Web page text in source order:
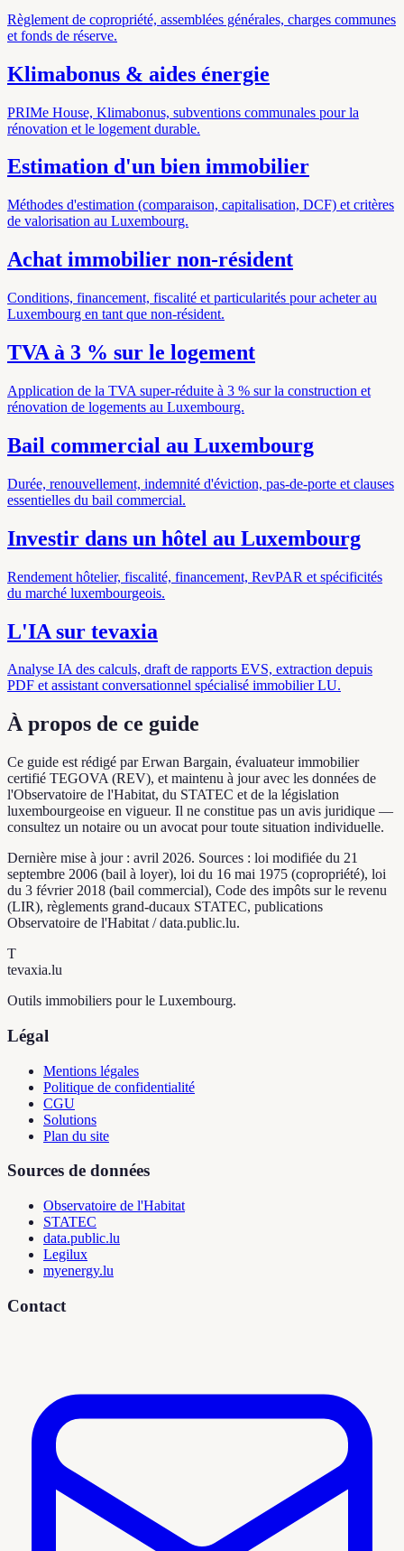
Règlement de copropriété, assemblées générales, charges communes
et fonds de réserve.
Klimabonus & aides énergie
PRIMe House, Klimabonus, subventions communales pour la
rénovation et le logement durable.
Estimation d'un bien immobilier
Méthodes d'estimation (comparaison, capitalisation, DCF) et critères
de valorisation au Luxembourg.
Achat immobilier non-résident
Conditions, financement, fiscalité et particularités pour acheter au
Luxembourg en tant que non-résident.
TVA à 3 % sur le logement
Application de la TVA super-réduite à 3 % sur la construction et
rénovation de logements au Luxembourg.
Bail commercial au Luxembourg
Durée, renouvellement, indemnité d'éviction, pas-de-porte et clauses
essentielles du bail commercial.
Investir dans un hôtel au Luxembourg
Rendement hôtelier, fiscalité, financement, RevPAR et spécificités
du marché luxembourgeois.
L'IA sur tevaxia
Analyse IA des calculs, draft de rapports EVS, extraction depuis
PDF et assistant conversationnel spécialisé immobilier LU.
À propos de ce guide
Ce guide est rédigé par Erwan Bargain, évaluateur immobilier
certifié TEGOVA (REV), et maintenu à jour avec les données de
l'Observatoire de l'Habitat, du STATEC et de la législation
luxembourgeoise en vigueur. Il ne constitue pas un avis juridique —
consultez un notaire ou un avocat pour toute situation individuelle.
Dernière mise à jour : avril 2026. Sources : loi modifiée du 21
septembre 2006 (bail à loyer), loi du 16 mai 1975 (copropriété), loi
du 3 février 2018 (bail commercial), Code des impôts sur le revenu
(LIR), règlements grand-ducaux STATEC, publications
Observatoire de l'Habitat / data.public.lu.
T
tevaxia.lu
Outils immobiliers pour le Luxembourg.
Légal
Mentions légales
Politique de confidentialité
CGU
Solutions
Plan du site
Sources de données
Observatoire de l'Habitat
STATEC
data.public.lu
Legilux
myenergy.lu
Contact